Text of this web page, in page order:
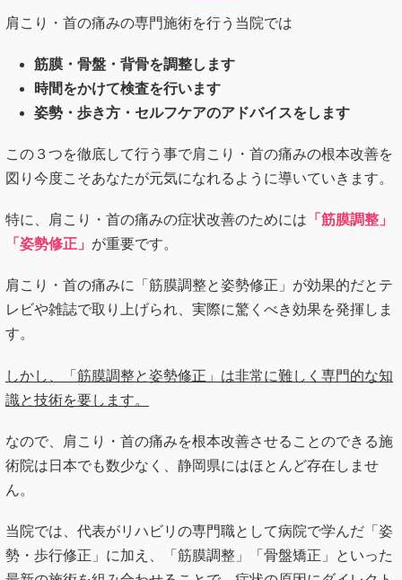
肩こり・首の痛みの専門施術を行う当院では
筋膜・骨盤・背骨を調整します
時間をかけて検査を行います
姿勢・歩き方・セルフケアのアドバイスをします
この３つを徹底して行う事で肩こり・首の痛みの根本改善を
図り今度こそあなたが元気になれるように導いていきます。
特に、肩こり・首の痛みの症状改善のためには 「筋膜調整」
「姿勢修正」 が重要です。
肩こり・首の痛みに「筋膜調整と姿勢修正」が効果的だとテ
レビや雑誌で取り上げられ、実際に驚くべき効果を発揮しま
す。
しかし、「筋膜調整と姿勢修正」は非常に難しく専門的な知
識と技術を要します。
なので、肩こり・首の痛みを根本改善させることのできる施
術院は日本でも数少なく、静岡県にはほとんど存在しませ
ん。
当院では、代表がリハビリの専門職として病院で学んだ「姿
勢・歩行修正」に加え、「筋膜調整」「骨盤矯正」といった